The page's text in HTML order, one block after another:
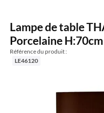
Lampe de table
Porcelaine
Référence du produit :
LE46120